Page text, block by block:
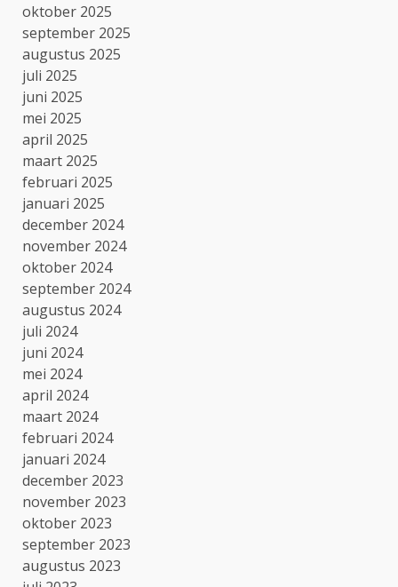
oktober 2025
september 2025
augustus 2025
juli 2025
juni 2025
mei 2025
april 2025
maart 2025
februari 2025
januari 2025
december 2024
november 2024
oktober 2024
september 2024
augustus 2024
juli 2024
juni 2024
mei 2024
april 2024
maart 2024
februari 2024
januari 2024
december 2023
november 2023
oktober 2023
september 2023
augustus 2023